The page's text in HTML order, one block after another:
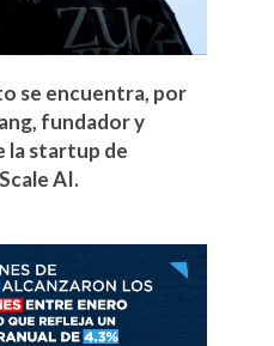
se encuentra, por
fundador y
la startup de
AI.